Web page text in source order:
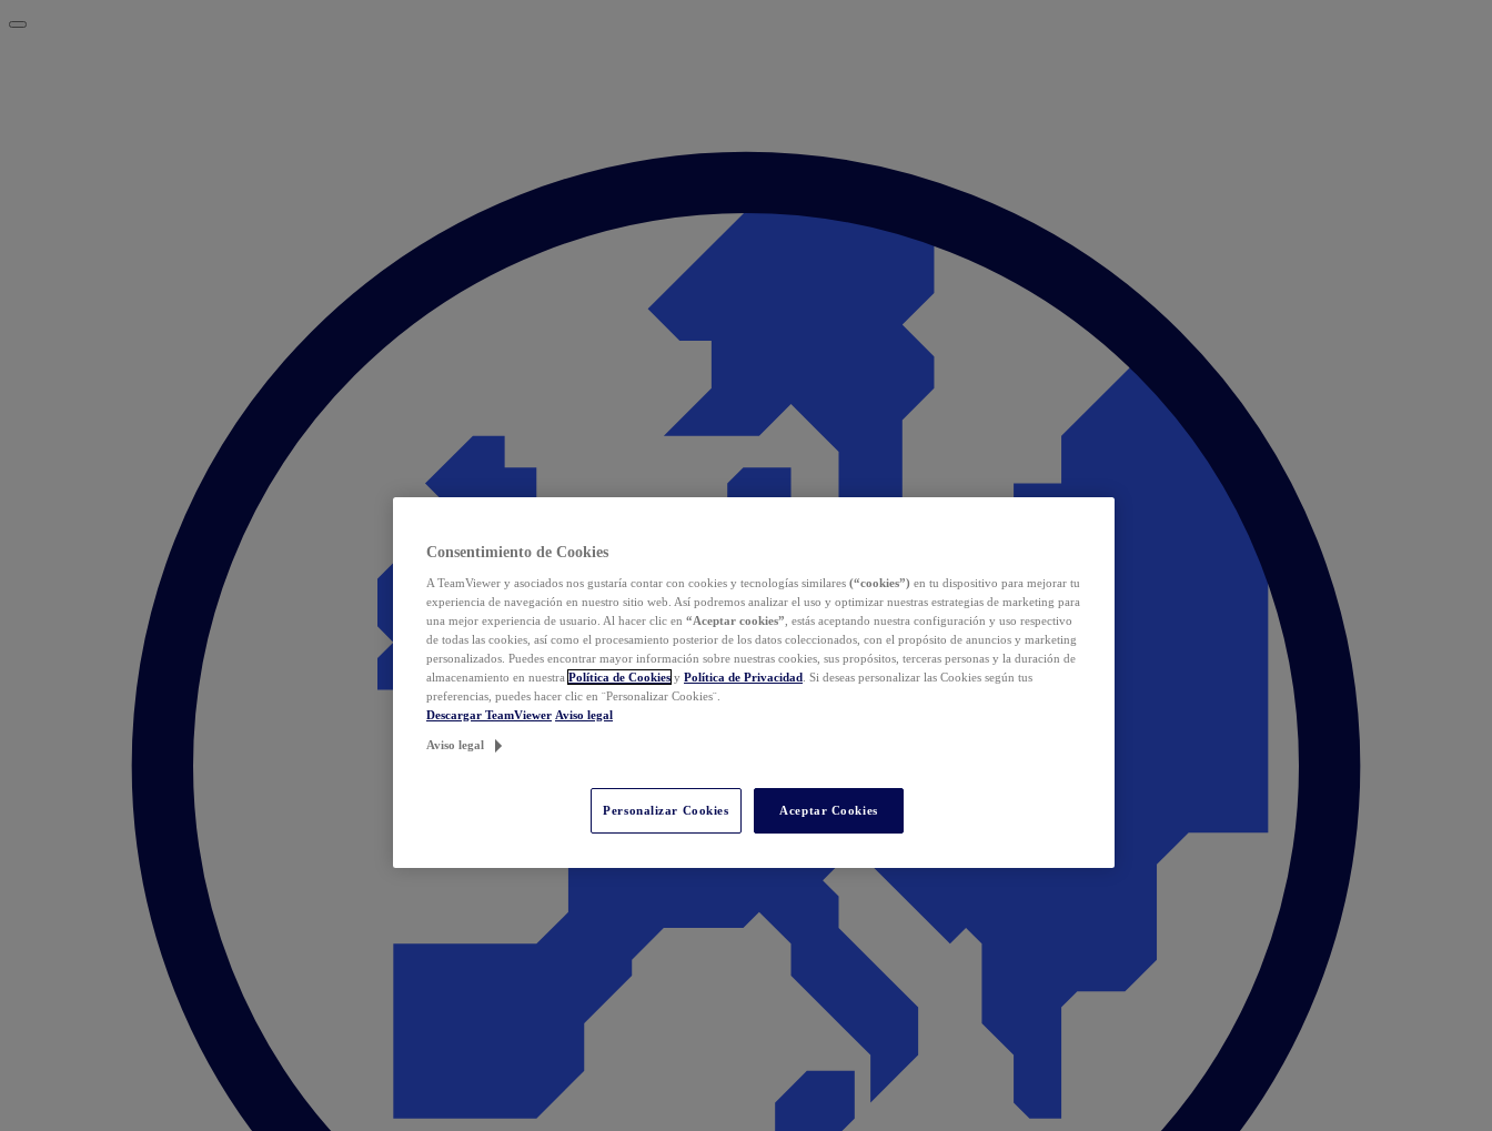
Consentimiento de Cookies
A TeamViewer y asociados nos gustaría contar con cookies y tecnologías similares (“cookies”) en tu dispositivo para mejorar tu
experiencia de navegación en nuestro sitio web. Así podremos analizar el uso y optimizar nuestras estrategias de marketing para
una mejor experiencia de usuario. Al hacer clic en “Aceptar cookies” , estás aceptando nuestra configuración y uso respectivo
de todas las cookies, así como el procesamiento posterior de los datos coleccionados, con el propósito de anuncios y marketing
personalizados. Puedes encontrar mayor información sobre nuestras cookies, sus propósitos, terceras personas y la duración de
almacenamiento en nuestra Política de Cookies y Política de Privacidad . Si deseas personalizar las Cookies según tus
preferencias, puedes hacer clic en ¨Personalizar Cookies¨.
Descargar TeamViewer Aviso legal
Aviso legal
Personalizar Cookies Aceptar Cookies